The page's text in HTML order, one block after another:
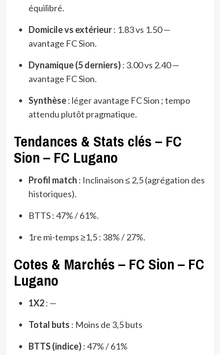
équilibré.
Domicile vs extérieur: 1.83 vs 1.50 —
avantage FC Sion.
Dynamique (5 derniers): 3.00 vs 2.40 —
avantage FC Sion.
Synthèse: léger avantage FC Sion ; tempo
attendu plutôt pragmatique.
Tendances & Stats clés – FC
Sion – FC Lugano
Profil match : Inclinaison ≤ 2,5 (agrégation des
historiques).
BTTS : 47% / 61%.
1re mi-temps ≥1,5 : 38% / 27%.
Cotes & Marchés – FC Sion – FC
Lugano
1X2: —
Total buts : Moins de 3,5 buts
BTTS (indice): 47% / 61%